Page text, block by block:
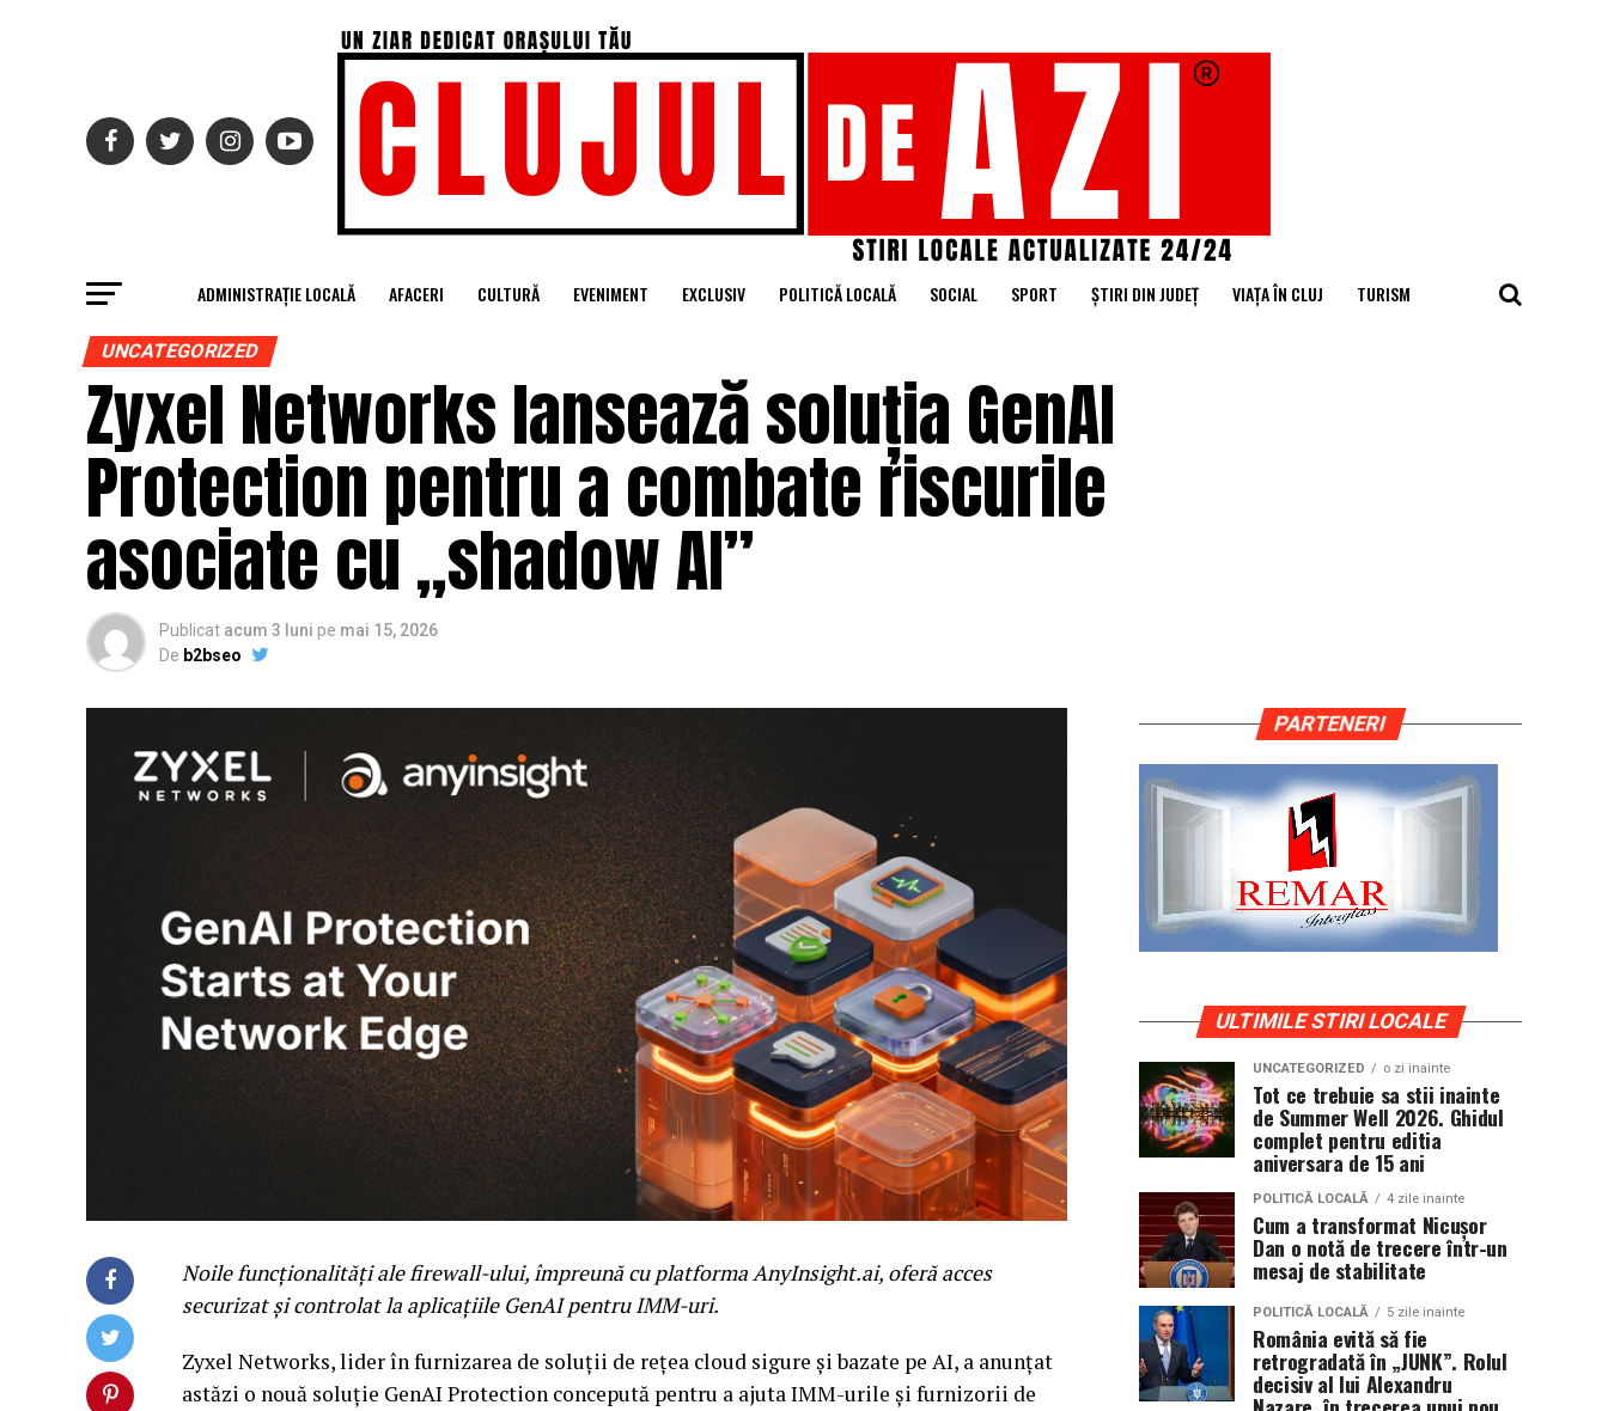
ADMINISTRAȚIE LOCALĂ AFACERI CULTURĂ EVENIMENT EXCLUSIV POLITICĂ LOCALĂ SOCIAL SPORT ȘTIRI DIN JUDEȚ VIAȚA ÎN CLUJ TURISM
UNCATEGORIZED
Zyxel Networks lansează soluția GenAI
Protection pentru a combate riscurile
asociate cu „shadow AI”
Publicat acum 3 luni pe mai 15, 2026
De b2bseo
Noile funcționalități ale firewall-ului, împreună cu platforma AnyInsight.ai, oferă acces
securizat și controlat la aplicațiile GenAI pentru IMM-uri.
Zyxel Networks, lider în furnizarea de soluții de rețea cloud sigure și bazate pe AI, a anunțat
astăzi o nouă soluție GenAI Protection concepută pentru a ajuta IMM-urile și furnizorii de
PARTENERI
ULTIMILE STIRI LOCALE
UNCATEGORIZED o zi inainte
Tot ce trebuie sa stii inainte
de Summer Well 2026. Ghidul
complet pentru editia
aniversara de 15 ani
POLITICĂ LOCALĂ 4 zile inainte
Cum a transformat Nicușor
Dan o notă de trecere într-un
mesaj de stabilitate
POLITICĂ LOCALĂ 5 zile inainte
România evită să fie
retrogradată în „JUNK”. Rolul
decisiv al lui Alexandru